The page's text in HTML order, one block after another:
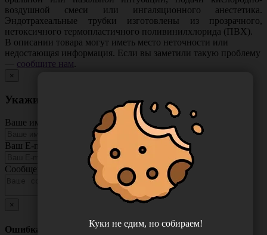
воздушной смеси или ингаляционного анестетика.
Эндотрахеальные трубки изготовлены из прозрачного,
нетоксичного термопластичного поливинилхлорида (ПВХ).
В описании товара могут иметь место неточности или
недостающая информация. Если вы заметили такую проблему
— сообщите нам.
×
Укажите неточность в описании товара
Ваше имя
Ваш E-mail
Сообщение
×
Ошибка
Куки не едим, но собираем!